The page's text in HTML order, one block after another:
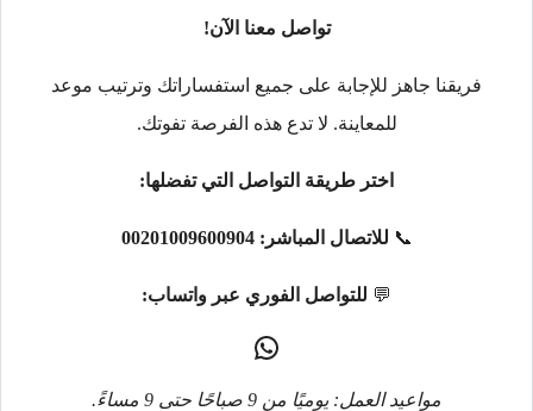
تواصل معنا الآن!
فريقنا جاهز للإجابة على جميع استفساراتك وترتيب موعد
للمعاينة. لا تدع هذه الفرصة تفوتك.
اختر طريقة التواصل التي تفضلها:
📞 للاتصال المباشر: 00201009600904
💬 للتواصل الفوري عبر واتساب:
مواعيد العمل: يوميًا من 9 صباحًا حتى 9 مساءً.